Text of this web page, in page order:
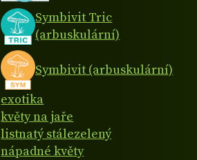
Symbivit Tric
(arbuskulární)
Symbivit (arbuskulární)
exotika
květy na jaře
listnatý stálezelený
nápadné květy